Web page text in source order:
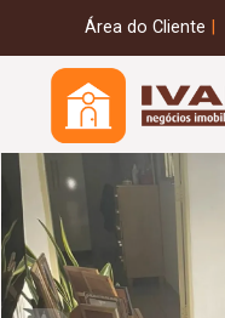
Área do Cliente